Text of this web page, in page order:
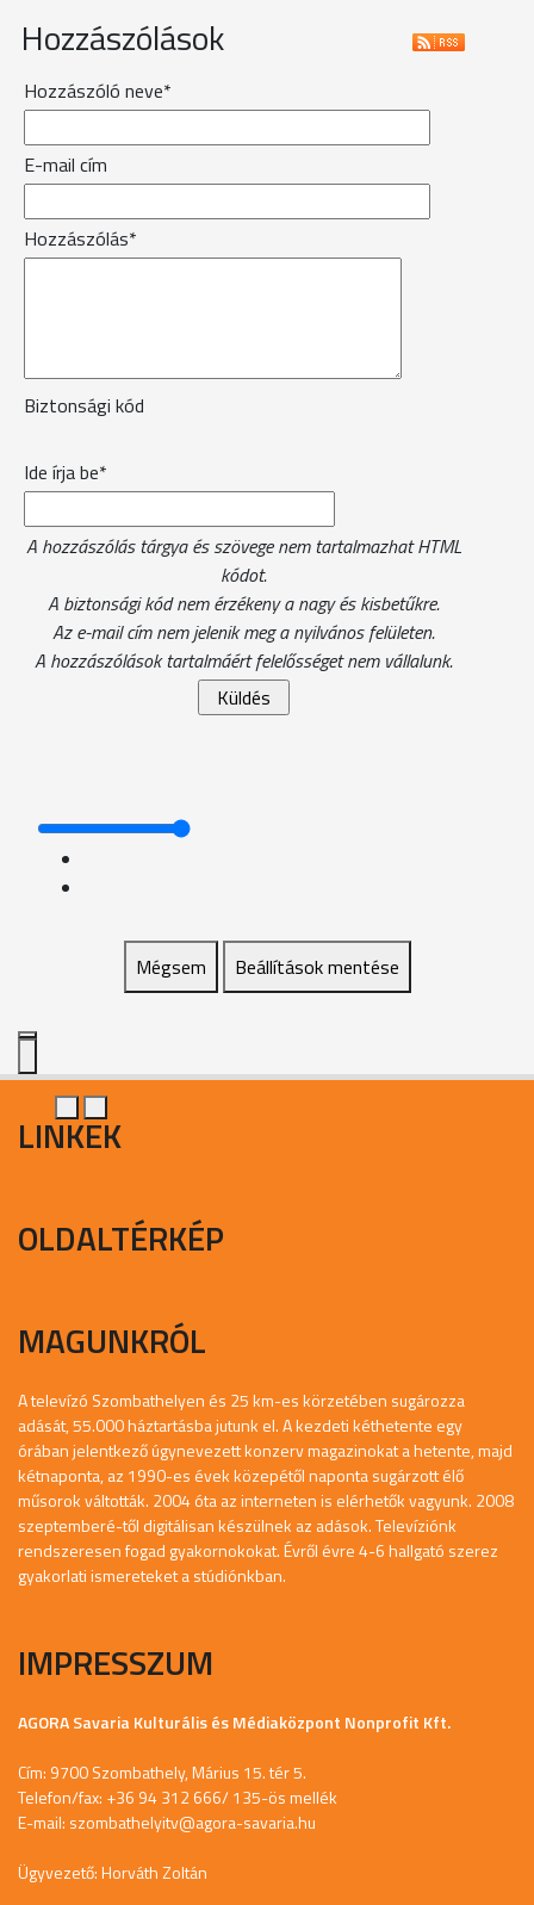
Hozzászólások
Hozzászóló neve*
E-mail cím
Hozzászólás*
Biztonsági kód
Ide írja be*
A hozzászólás tárgya és szövege nem tartalmazhat HTML
kódot.
A biztonsági kód nem érzékeny a nagy és kisbetűkre.
Az e-mail cím nem jelenik meg a nyilvános felületen.
A hozzászólások tartalmáért felelősséget nem vállalunk.
Mégsem Beállítások mentése
LINKEK
OLDALTÉRKÉP
MAGUNKRÓL
A televízó Szombathelyen és 25 km-es körzetében sugározza
adását, 55.000 háztartásba jutunk el. A kezdeti kéthetente egy
órában jelentkező úgynevezett konzerv magazinokat a hetente, majd
kétnaponta, az 1990-es évek közepétől naponta sugárzott élő
műsorok váltották. 2004 óta az interneten is elérhetők vagyunk. 2008
szeptemberé-től digitálisan készülnek az adások. Televíziónk
rendszeresen fogad gyakornokokat. Évről évre 4-6 hallgató szerez
gyakorlati ismereteket a stúdiónkban.
IMPRESSZUM
AGORA Savaria Kulturális és Médiaközpont Nonprofit Kft.
Cím: 9700 Szombathely, Márius 15. tér 5.
Telefon/fax: +36 94 312 666/ 135-ös mellék
E-mail: szombathelyitv@agora-savaria.hu
Ügyvezető: Horváth Zoltán